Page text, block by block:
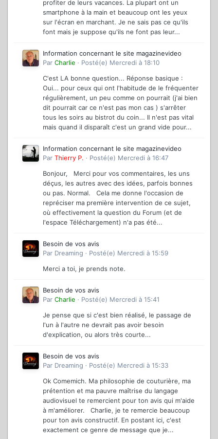
profiter de leurs vacances. La plupart ont un
smartphone à la main et beaucoup ont les yeux
sur l'écran en marchant. Je ne sais pas ce qu'ils
font mais je suppose qu'ils ne font pas leur...
Information concernant le site magazinevideo
Par Charlie · Posté(e) Mercredi à 18:10
C'est LA bonne question... Réponse basique :
Oui... pour ceux qui ont l'habitude de le fréquenter
régulièrement, un peu comme on pourrait (j'ai bien
dit pourrait car ce n'est pas mon cas ) s'arrêter
tous les soirs au bistrot du coin... Il n'est pas vital
mais quand il disparaît c'est un grand vide pour...
Information concernant le site magazinevideo
Par Thierry P. · Posté(e) Mercredi à 16:47
Bonjour, Merci pour vos commentaires, les uns
déçus, les autres avec des idées, parfois bonnes
ou pas. Normal. Cela me donne l'occasion de
repréciser ma première intervention de ce sujet,
où effectivement la question du Forum (et de
l'espace Téléchargement) n'a pas été...
Besoin de vos avis
Par Dreaming · Posté(e) Mercredi à 15:59
Merci a toi, je prends note.
Besoin de vos avis
Par Charlie · Posté(e) Mercredi à 15:41
Je pense que si c'est bien réalisé, le passage de
l'un à l'autre ne devrait pas avoir besoin
d'explication, ou alors très courte...
Besoin de vos avis
Par Dreaming · Posté(e) Mercredi à 15:33
Ok Comemich. Ma philosophie de couturière, ma
prétention et ma pauvre maîtrise du langage
audiovisuel te remercient pour ton avis qui m'aide
à m'améliorer. Charlie, je te remercie beaucoup
pour ton avis constructif. En postant ici, c'est
exactement ce genre de message que je...